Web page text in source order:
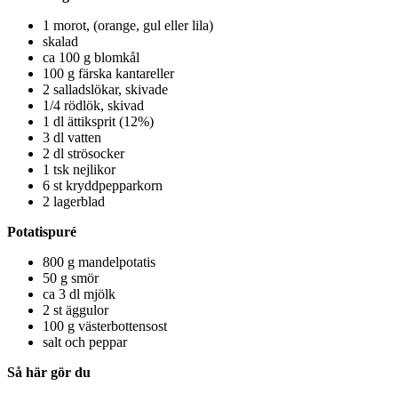
1 morot, (orange, gul eller lila)
skalad
ca 100 g blomkål
100 g färska kantareller
2 salladslökar, skivade
1/4 rödlök, skivad
1 dl ättiksprit (12%)
3 dl vatten
2 dl strösocker
1 tsk nejlikor
6 st kryddpepparkorn
2 lagerblad
Potatispuré
800 g mandelpotatis
50 g smör
ca 3 dl mjölk
2 st äggulor
100 g västerbottensost
salt och peppar
Så här gör du